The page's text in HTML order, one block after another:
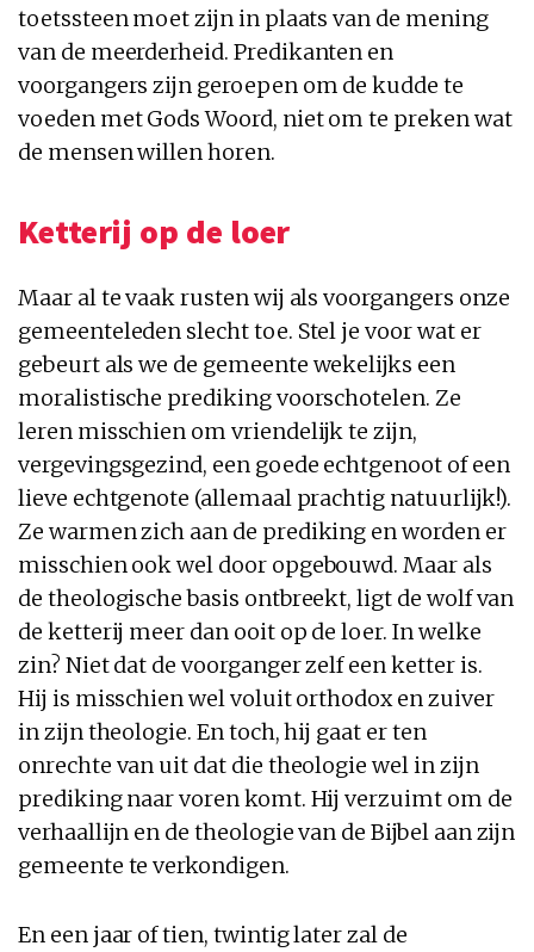
toetssteen moet zijn in plaats van de mening
van de meerderheid. Predikanten en
voorgangers zijn geroepen om de kudde te
voeden met Gods Woord, niet om te preken wat
de mensen willen horen.
Ketterij op de loer
Maar al te vaak rusten wij als voorgangers onze
gemeenteleden slecht toe. Stel je voor wat er
gebeurt als we de gemeente wekelijks een
moralistische prediking voorschotelen. Ze
leren misschien om vriendelijk te zijn,
vergevingsgezind, een goede echtgenoot of een
lieve echtgenote (allemaal prachtig natuurlijk!).
Ze warmen zich aan de prediking en worden er
misschien ook wel door opgebouwd. Maar als
de theologische basis ontbreekt, ligt de wolf van
de ketterij meer dan ooit op de loer. In welke
zin? Niet dat de voorganger zelf een ketter is.
Hij is misschien wel voluit orthodox en zuiver
in zijn theologie. En toch, hij gaat er ten
onrechte van uit dat die theologie wel in zijn
prediking naar voren komt. Hij verzuimt om de
verhaallijn en de theologie van de Bijbel aan zijn
gemeente te verkondigen.
En een jaar of tien, twintig later zal de